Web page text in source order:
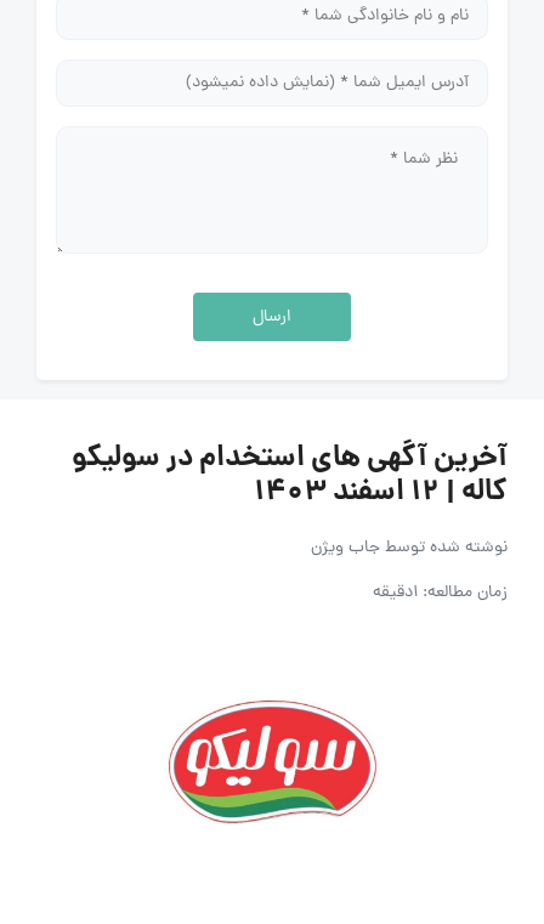
ارسال
آخرین آگهی های استخدام در سولیکو
کاله | ۱۲ اسفند ۱۴۰۳
نوشته شده توسطجاب ویژن
زمان مطالعه: 1دقیقه